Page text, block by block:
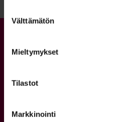
valinta
Välttämätön
Mieltymykset
Tilastot
Markkinointi